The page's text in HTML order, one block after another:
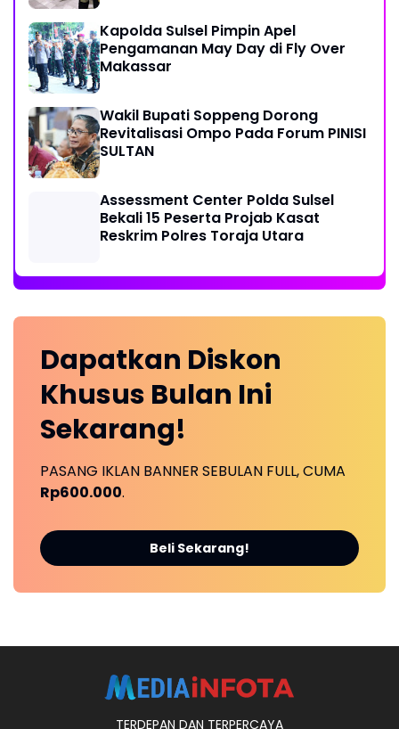
Kapolda Sulsel Pimpin Apel
Pengamanan May Day di Fly Over
Makassar
Wakil Bupati Soppeng Dorong
Revitalisasi Ompo Pada Forum PINISI
SULTAN
Assessment Center Polda Sulsel
Bekali 15 Peserta Projab Kasat
Reskrim Polres Toraja Utara
Dapatkan Diskon
Khusus Bulan Ini
Sekarang!
PASANG IKLAN BANNER SEBULAN FULL, CUMA
Rp600.000.
Beli Sekarang!
TERDEPAN DAN TERPERCAYA